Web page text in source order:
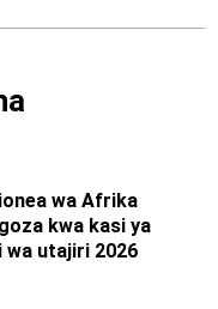
wa Afrika
kwa kasi ya
wa utajiri 2026